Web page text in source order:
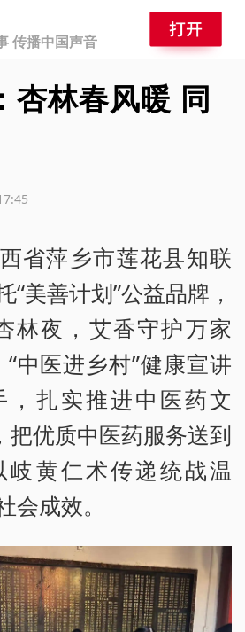
传播中国声音
杏林春风暖 同
省萍乡市莲花县知联
“美善计划”公益品牌，
林夜，艾香守护万家
中医进乡村”健康宣讲
，扎实推进中医药文
把优质中医药服务送到
岐黄仁术传递统战温
会成效。